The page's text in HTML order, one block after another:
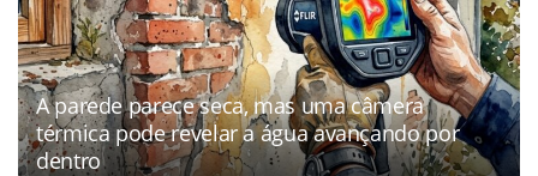
A parede parece seca, mas uma câmera
térmica pode revelar a água avançando por
dentro